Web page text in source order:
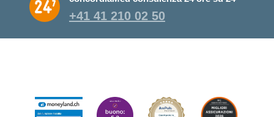
+41 41 210 02 50